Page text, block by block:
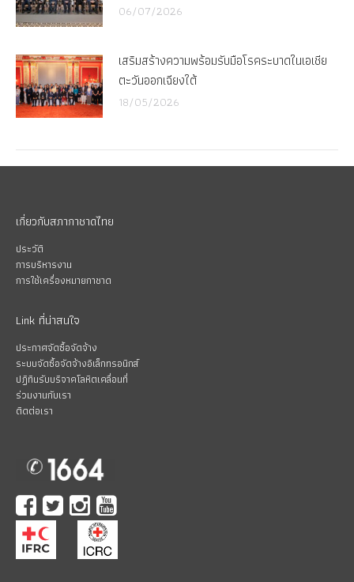
06/07/2026
เสริมสร้างความพร้อมรับมือโรคระบาดในเอเชีย
ตะวันออกเฉียงใต้
18/05/2026
เกี่ยวกับสภากาชาดไทย
ประวัติ
การบริหารงาน
การใช้เครื่องหมายกาชาด
Link ที่น่าสนใจ
ประกาศจัดซื้อจัดจ้าง
ระบบจัดซื้อจัดจ้างอิเล็กทรอนิกส์
ปฏิทินรับบริจาคโลหิตเคลื่อนที่
ร่วมงานกับเรา
ติดต่อเรา